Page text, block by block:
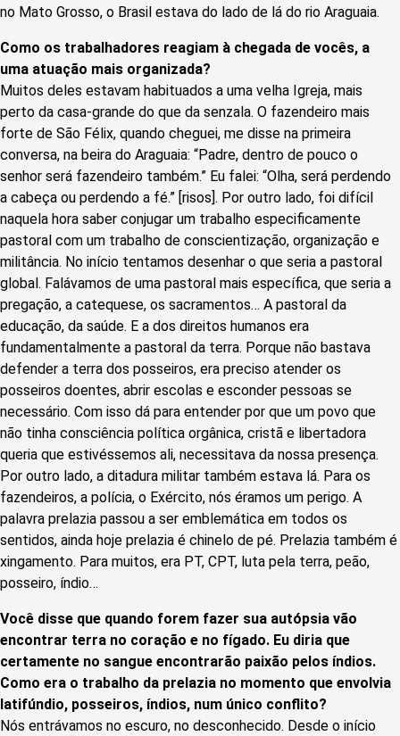
no Mato Grosso, o Brasil estava do lado de lá do rio Araguaia.
Como os trabalhadores reagiam à chegada de vocês, a
uma atuação mais organizada?
Muitos deles estavam habituados a uma velha Igreja, mais
perto da casa-grande do que da senzala. O fazendeiro mais
forte de São Félix, quando cheguei, me disse na primeira
conversa, na beira do Araguaia: “Padre, dentro de pouco o
senhor será fazendeiro também.” Eu falei: “Olha, será perdendo
a cabeça ou perdendo a fé.” [risos]. Por outro lado, foi difícil
naquela hora saber conjugar um trabalho especificamente
pastoral com um trabalho de conscientização, organização e
militância. No início tentamos desenhar o que seria a pastoral
global. Falávamos de uma pastoral mais específica, que seria a
pregação, a catequese, os sacramentos… A pastoral da
educação, da saúde. E a dos direitos humanos era
fundamentalmente a pastoral da terra. Porque não bastava
defender a terra dos posseiros, era preciso atender os
posseiros doentes, abrir escolas e esconder pessoas se
necessário. Com isso dá para entender por que um povo que
não tinha consciência política orgânica, cristã e libertadora
queria que estivéssemos ali, necessitava da nossa presença.
Por outro lado, a ditadura militar também estava lá. Para os
fazendeiros, a polícia, o Exército, nós éramos um perigo. A
palavra prelazia passou a ser emblemática em todos os
sentidos, ainda hoje prelazia é chinelo de pé. Prelazia também é
xingamento. Para muitos, era PT, CPT, luta pela terra, peão,
posseiro, índio…
Você disse que quando forem fazer sua autópsia vão
encontrar terra no coração e no fígado. Eu diria que
certamente no sangue encontrarão paixão pelos índios.
Como era o trabalho da prelazia no momento que envolvia
latifúndio, posseiros, índios, num único conflito?
Nós entrávamos no escuro, no desconhecido. Desde o início